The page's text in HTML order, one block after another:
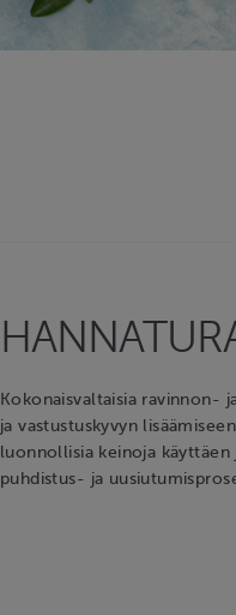
Kokonaisvaltaisia ravinnon-
ja vastustuskyvyn
luonnollisia keinoja
puhdistus- ja